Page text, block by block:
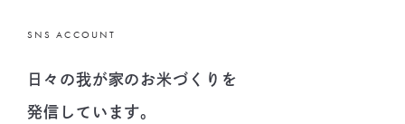
SNS ACCOUNT
日々の我が家のお米づくりを
発信しています。